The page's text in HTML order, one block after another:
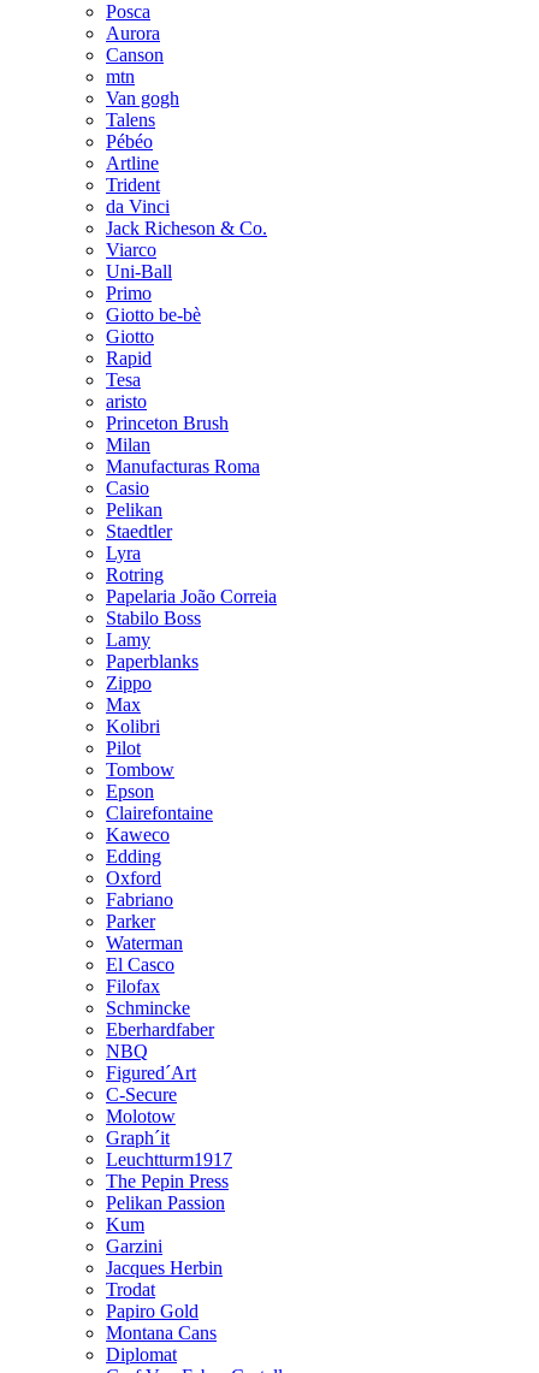
Posca
Aurora
Canson
mtn
Van gogh
Talens
Pébéo
Artline
Trident
da Vinci
Jack Richeson & Co.
Viarco
Uni-Ball
Primo
Giotto be-bè
Giotto
Rapid
Tesa
aristo
Princeton Brush
Milan
Manufacturas Roma
Casio
Pelikan
Staedtler
Lyra
Rotring
Papelaria João Correia
Stabilo Boss
Lamy
Paperblanks
Zippo
Max
Kolibri
Pilot
Tombow
Epson
Clairefontaine
Kaweco
Edding
Oxford
Fabriano
Parker
Waterman
El Casco
Filofax
Schmincke
Eberhardfaber
NBQ
Figured´Art
C-Secure
Molotow
Graph´it
Leuchtturm1917
The Pepin Press
Pelikan Passion
Kum
Garzini
Jacques Herbin
Trodat
Papiro Gold
Montana Cans
Diplomat